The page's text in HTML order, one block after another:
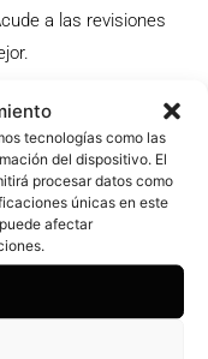
tecnologías como las
del dispositivo. El
procesar datos como
únicas en este
afectar
a las revisiones